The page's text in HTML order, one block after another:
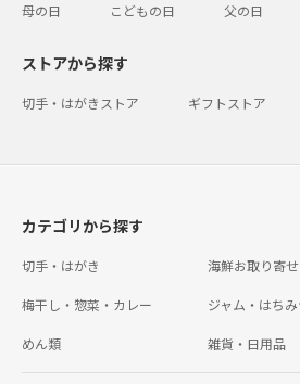
母の日 こどもの日 父の日
ストアから探す
切手・はがきストア ギフトストア
カテゴリから探す
切手・はがき 海鮮お取り寄せ
梅干し・惣菜・カレー ジャム・はち
めん類 雑貨・日用品